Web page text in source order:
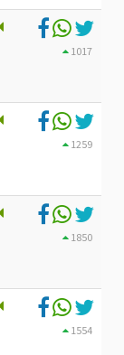
1017
1259
1850
1554